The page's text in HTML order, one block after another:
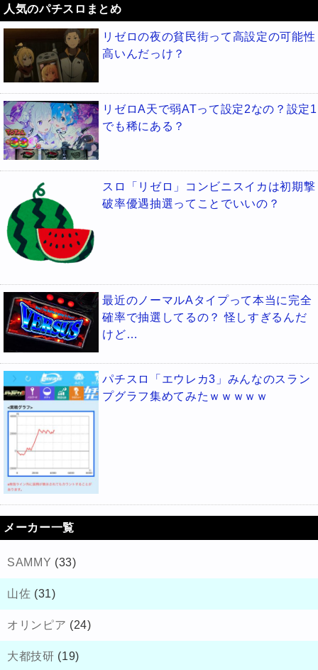
人気のパチスロまとめ
リゼロの夜の貧民街って高設定の可能性
高いんだっけ？
リゼロA天で弱ATって設定2なの？設定1
でも稀にある？
スロ「リゼロ」コンビニスイカは初期撃
破率優遇抽選ってことでいいの？
最近のノーマルAタイプって本当に完全
確率で抽選してるの？ 怪しすぎるんだ
けど…
パチスロ「エウレカ3」みんなのスラン
プグラフ集めてみたｗｗｗｗｗ
メーカー一覧
SAMMY (33)
山佐 (31)
オリンピア (24)
大都技研 (19)